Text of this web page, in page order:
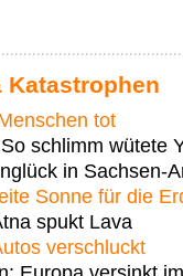
Katastrophen
tot
schlimm wütete
in Sachsen-
Sonne für die
spukt Lava
verschluckt